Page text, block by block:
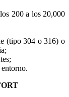
200 a los 20,000
(tipo 304 o 316) o